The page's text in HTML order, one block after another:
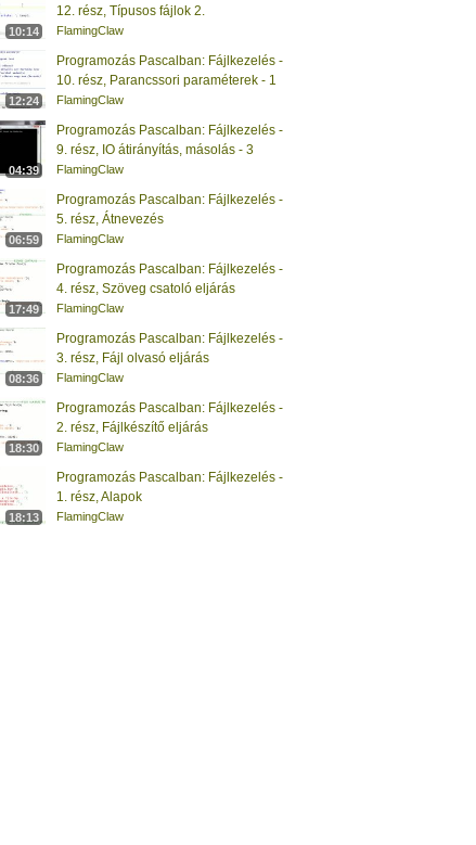
10:14
12. rész, Típusos fájlok 2.
FlamingClaw
12:24
Programozás Pascalban: Fájlkezelés -
10. rész, Parancssori paraméterek - 1
FlamingClaw
04:39
Programozás Pascalban: Fájlkezelés -
9. rész, IO átirányítás, másolás - 3
FlamingClaw
06:59
Programozás Pascalban: Fájlkezelés -
5. rész, Átnevezés
FlamingClaw
17:49
Programozás Pascalban: Fájlkezelés -
4. rész, Szöveg csatoló eljárás
FlamingClaw
08:36
Programozás Pascalban: Fájlkezelés -
3. rész, Fájl olvasó eljárás
FlamingClaw
18:30
Programozás Pascalban: Fájlkezelés -
2. rész, Fájlkészítő eljárás
FlamingClaw
18:13
Programozás Pascalban: Fájlkezelés -
1. rész, Alapok
FlamingClaw